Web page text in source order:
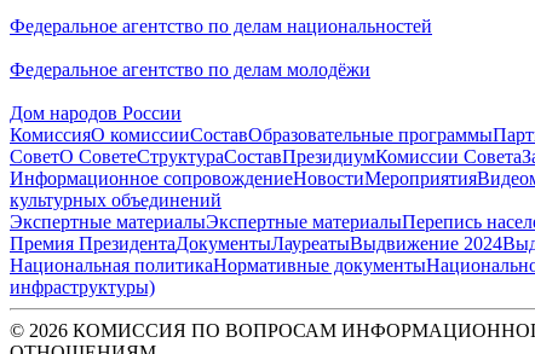
Федеральное агентство по делам национальностей
Федеральное агентство по делам молодёжи
Дом народов России
КомиссияО комиссииСоставОбразовательные программы
СоветО СоветеСтруктураСоставПрезидиумКомиссии Совета
Информационное сопровождениеНовостиМероприятия
культурных объединений
Экспертные материалыЭкспертные материалыПерепись
Премия ПрезидентаДокументыЛауреатыВыдвижение 2024
Национальная политикаНормативные документы
инфраструктуры)
© 2026 КОМИССИЯ ПО ВОПРОСАМ